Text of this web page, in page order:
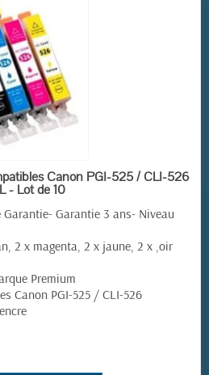
EN STOCKCanon PGI-525 / CLI-526
- Lot de 10
Garantie 3 ans- Niveau
2 x magenta, 2 x jaune, 2 x ,oir
Premium
Canon PGI-525 / CLI-526